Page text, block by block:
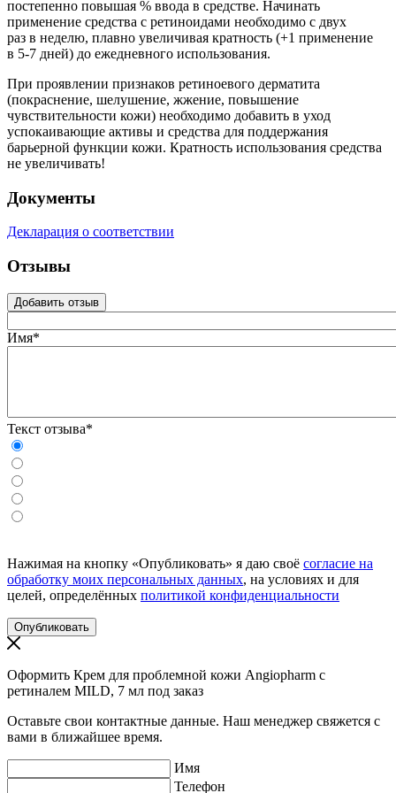
постепенно повышая % ввода в средстве. Начинать
применение средства с ретиноидами необходимо с двух
раз в неделю, плавно увеличивая кратность (+1 применение
в 5-7 дней) до ежедневного использования.
При проявлении признаков ретиноевого дерматита
(покраснение, шелушение, жжение, повышение
чувствительности кожи) необходимо добавить в уход
успокаивающие активы и средства для поддержания
барьерной функции кожи. Кратность использования средства
не увеличивать!
Документы
Декларация о соответствии
Отзывы
Добавить отзыв
Имя*
Текст отзыва*
Нажимая на кнопку «Опубликовать» я даю своё согласие на
обработку моих персональных данных, на условиях и для
целей, определённых политикой конфиденциальности
Оформить Крем для проблемной кожи Angiopharm с
ретиналем MILD, 7 мл под заказ
Оставьте свои контактные данные. Наш менеджер свяжется с
вами в ближайшее время.
Имя
Телефон